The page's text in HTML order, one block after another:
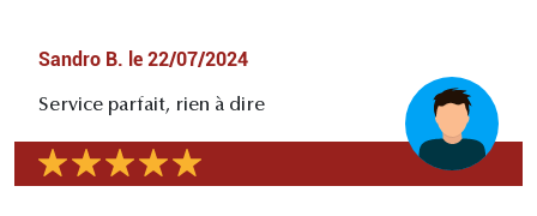
Sandro B. le 22/07/2024
Service parfait, rien à dire